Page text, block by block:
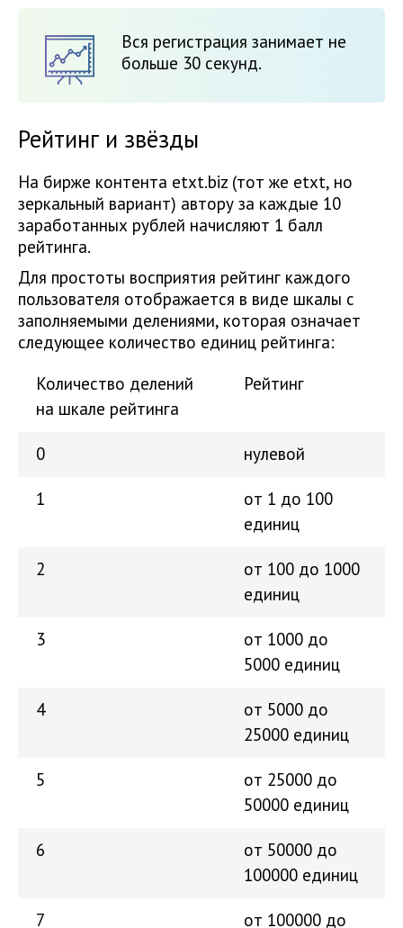
Вся регистрация занимает не
больше 30 секунд.
Рейтинг и звёзды
На бирже контента etxt.biz (тот же etxt, но
зеркальный вариант) автору за каждые 10
заработанных рублей начисляют 1 балл
рейтинга.
Для простоты восприятия рейтинг каждого
пользователя отображается в виде шкалы с
заполняемыми делениями, которая означает
следующее количество единиц рейтинга:
Количество делений
на шкале рейтинга
Рейтинг
0 нулевой
1
от 1 до 100
единиц
2
от 100 до 1000
единиц
3
от 1000 до
5000 единиц
4
от 5000 до
25000 единиц
5
от 25000 до
50000 единиц
6
от 50000 до
100000 единиц
7 от 100000 до